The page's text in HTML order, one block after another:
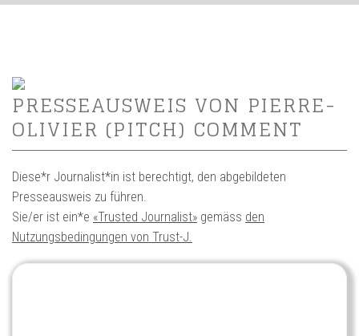
PRESSEAUSWEIS VON PIERRE-
OLIVIER (PITCH) COMMENT
Diese*r Journalist*in ist berechtigt, den abgebildeten
Presseausweis zu führen.
Sie/er ist ein*e «Trusted Journalist» gemäss den
Nutzungsbedingungen von Trust-J.